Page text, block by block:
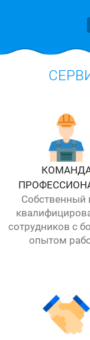
Собственный
сотрудников с
опытом